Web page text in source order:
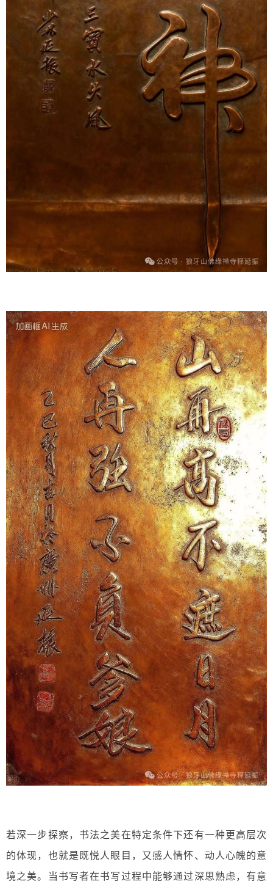
若深一步探察，书法之美在特定条件下还有一种更高层次
的体现，也就是既悦人眼目，又感人情怀、动人心魄的意
境之美。当书写者在书写过程中能够通过深思熟虑，有意